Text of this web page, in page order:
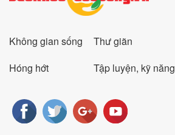
Không gian sống Thư giãn
Hóng hớt
Tập luyện, kỹ năng